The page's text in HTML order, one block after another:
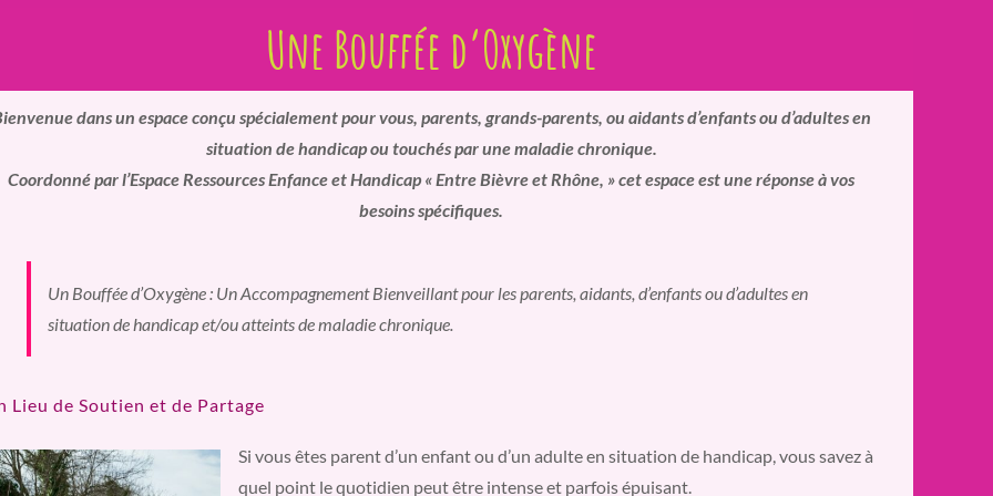
Une Bouffée d’Oxygène
dans un espace conçu spécialement pour vous, parents, grands-parents, ou aidants d’enfants ou d’adultes en
situation de handicap ou touchés par une maladie chronique.
Coordonné par l’Espace Ressources Enfance et Handicap « Entre Bièvre et Rhône, » cet espace est une réponse à vos
besoins spécifiques.
Un Bouffée d’Oxygène : Un Accompagnement Bienveillant pour les parents, aidants, d’enfants ou d’adultes en
situation de handicap et/ou atteints de maladie chronique.
Lieu de Soutien et de Partage
Si vous êtes parent d’un enfant ou d’un adulte en situation de handicap, vous savez à
quel point le quotidien peut être intense et parfois épuisant.